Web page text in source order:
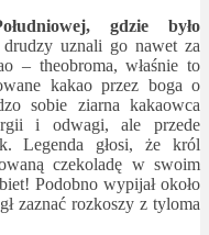
gdzie było
uznali go nawet za
– theobroma, właśnie to
kakao przez boga o
sobie ziarna kakaowca
i odwagi, ale przede
Legenda głosi, że król
czekoladę w swoim
Podobno wypijał około
zaznać rozkoszy z tyloma